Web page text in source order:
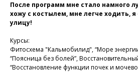
После программ мне стало намного
хожу с костылем, мне легче ходить,
улицу!
Курсы:
Фитосхема "Кальмобилид", “Море
“Поясница без болей”,
“Восстановление функции почек и